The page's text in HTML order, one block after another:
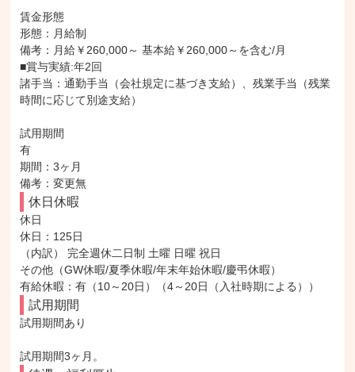
賃金形態
形態：月給制
備考：月給￥260,000～ 基本給￥260,000～を含む/月
■賞与実績:年2回
諸手当：通勤手当（会社規定に基づき支給）、残業手当（残業
時間に応じて別途支給）
試用期間
有
期間：3ヶ月
備考：変更無
休日休暇
休日
休日：125日
（内訳） 完全週休二日制 土曜 日曜 祝日
その他（GW休暇/夏季休暇/年末年始休暇/慶弔休暇）
有給休暇：有（10～20日）（4～20日（入社時期による））
試用期間
試用期間あり
試用期間3ヶ月。